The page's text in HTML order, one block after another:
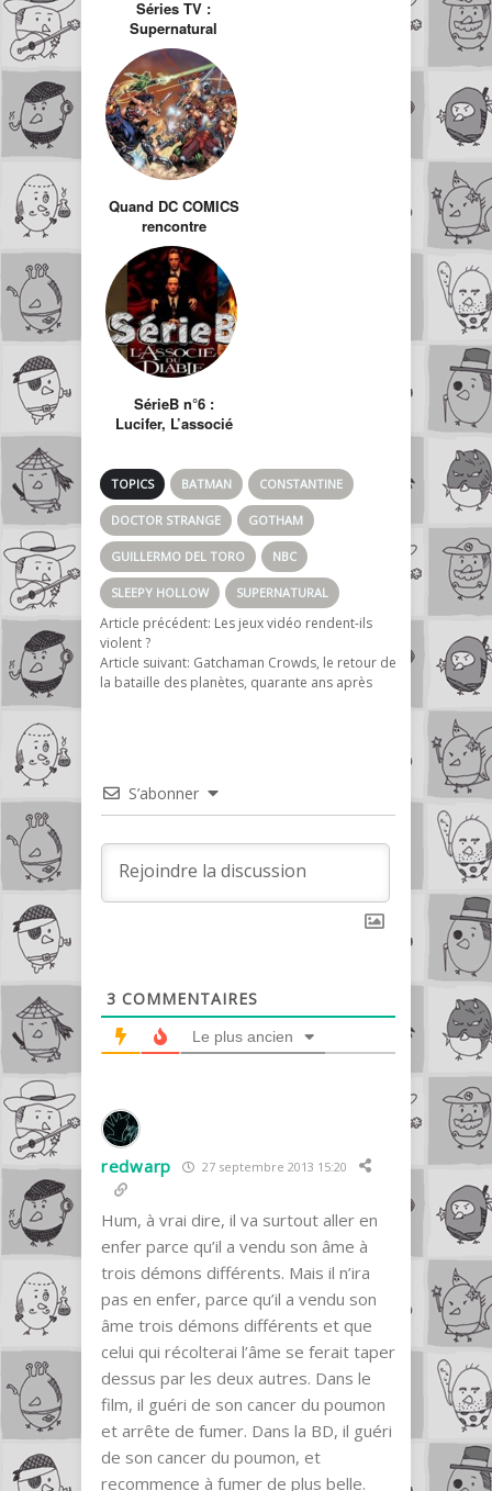
Séries TV :
Supernatural
Quand DC COMICS
rencontre
MUSCLOR
SérieB n°6 :
Lucifer, L’associé
TOPICS BATMAN CONSTANTINE
DOCTOR STRANGE GOTHAM
GUILLERMO DEL TORO NBC
SLEEPY HOLLOW SUPERNATURAL
Article précédent: Les jeux vidéo rendent-ils
violent ?
Article suivant: Gatchaman Crowds, le retour de
la bataille des planètes, quarante ans après
S’abonner
3 COMMENTAIRES
Le plus ancien
redwarp 27 septembre 2013 15:20
Hum, à vrai dire, il va surtout aller en
enfer parce qu’il a vendu son âme à
trois démons différents. Mais il n’ira
pas en enfer, parce qu’il a vendu son
âme trois démons différents et que
celui qui récolterai l’âme se ferait taper
dessus par les deux autres. Dans le
film, il guéri de son cancer du poumon
et arrête de fumer. Dans la BD, il guéri
de son cancer du poumon, et
recommence à fumer de plus belle.